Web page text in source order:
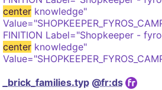
centerknowledge"
FINITION Label="Shopkeeper -
centerknowledge"
_brick_families.typ @fr:ds